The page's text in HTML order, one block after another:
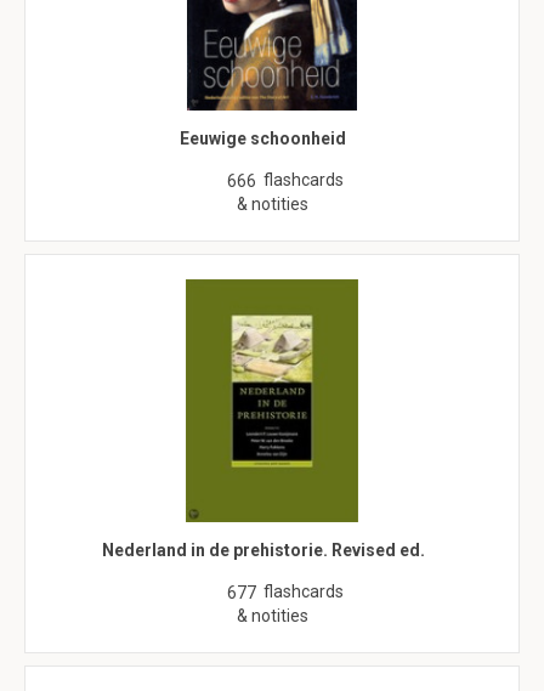
Eeuwige schoonheid
666 flashcards
& notities
Nederland in de prehistorie. Revised ed.
677 flashcards
& notities